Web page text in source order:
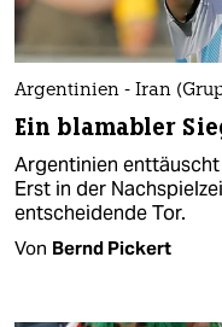
Argentinien - Iran
Ein blamabler
Argentinien
Erst in der
entscheidende Tor.
Von Bernd Pickert